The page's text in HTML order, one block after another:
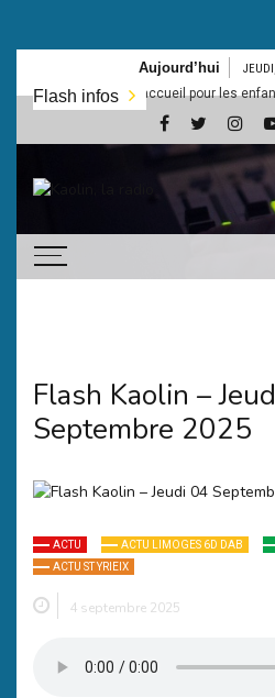
contenu
Aujourd’hui
Flash infos
nouveau lieu d’accueil pour les enfants
Kaolin,
la
radio
Flash Kaolin –
Septembre 2025
ACTU ACTU LIMOGES 6D DAB
ACTU ST YRIEIX
4 septembre 2025